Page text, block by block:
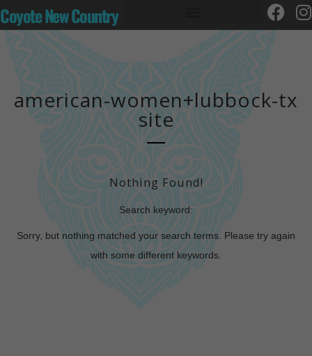
Coyote New Country
american-women+lubbock-tx
site
Nothing Found!
Search keyword:
Sorry, but nothing matched your search terms. Please try again
with some different keywords.